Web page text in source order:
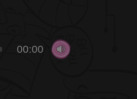
00:00